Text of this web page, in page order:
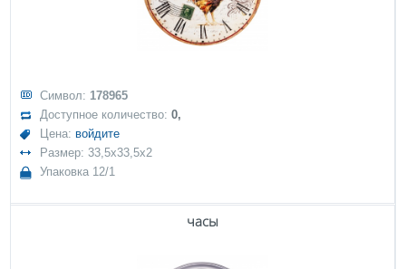
Символ: 178965
Доступное количество:0,
Цена: войдите
Размер: 33,5x33,5x2
Упаковка 12/1
часы